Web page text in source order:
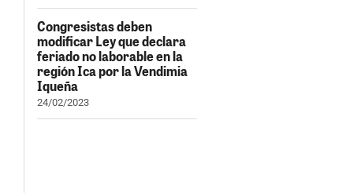
Congresistas deben
modificar Ley que declara
feriado no laborable en la
región Ica por la Vendimia
Iqueña
24/02/2023